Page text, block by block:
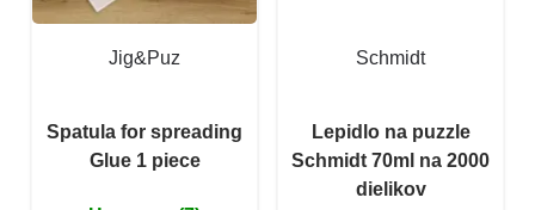
Jig&Puz
Spatula for spreading
Glue 1 piece
Schmidt
Lepidlo na puzzle
Schmidt 70ml na 2000
dielikov